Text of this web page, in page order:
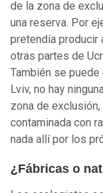
de la zona de
una reserva. Por
pretendía producir
otras partes de
También se
Lviv, no hay
zona de
contaminada con
nada allí por los
¿Fábricas o